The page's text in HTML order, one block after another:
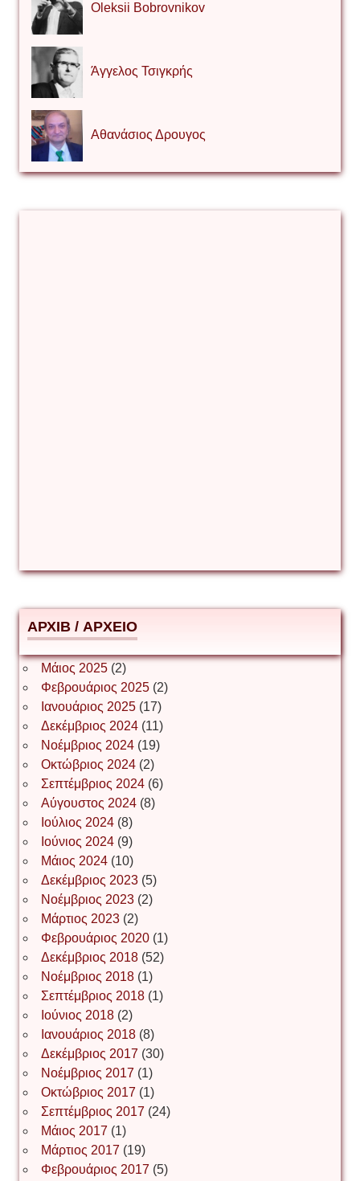
Oleksii Bobrovnikov
Άγγελος Τσιγκρής
Αθανάσιος Δρουγος
Δημήτριος Ζακοντινός
ΕΥΑΓΓΕΛΟΣ ΜΩΚΟΣ
Ιωάννης Σ. Παπαφλωράτος
ΝΙΚΟΣ ΓΑΤΟΣ
Νίκος Λυγερός
Іван Буртик
Іван Наконечний
Інга Короткевич
Ірина Ключковська
Ірина Наконечна
АРХІВ / ΑΡΧΕΙΟ
Μάιος 2025(2)
Φεβρουάριος 2025(2)
Ιανουάριος 2025(17)
Δεκέμβριος 2024(11)
Νοέμβριος 2024(19)
Οκτώβριος 2024(2)
Σεπτέμβριος 2024(6)
Αύγουστος 2024(8)
Ιούλιος 2024(8)
Ιούνιος 2024(9)
Μάιος 2024(10)
Δεκέμβριος 2023(5)
Νοέμβριος 2023(2)
Μάρτιος 2023(2)
Φεβρουάριος 2020(1)
Δεκέμβριος 2018(52)
Νοέμβριος 2018(1)
Σεπτέμβριος 2018(1)
Ιούνιος 2018(2)
Ιανουάριος 2018(8)
Δεκέμβριος 2017 (30)
Νοέμβριος 2017 (1)
Οκτώβριος 2017 (1)
Σεπτέμβριος 2017 (24)
Μάιος 2017 (1)
Μάρτιος 2017 (19)
Φεβρουάριος 2017 (5)